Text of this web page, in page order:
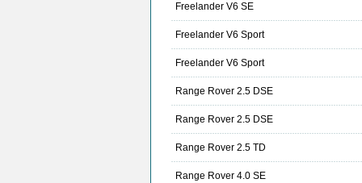
Freelander V6 SE
Freelander V6 Sport
Freelander V6 Sport
Range Rover 2.5 DSE
Range Rover 2.5 DSE
Range Rover 2.5 TD
Range Rover 4.0 SE